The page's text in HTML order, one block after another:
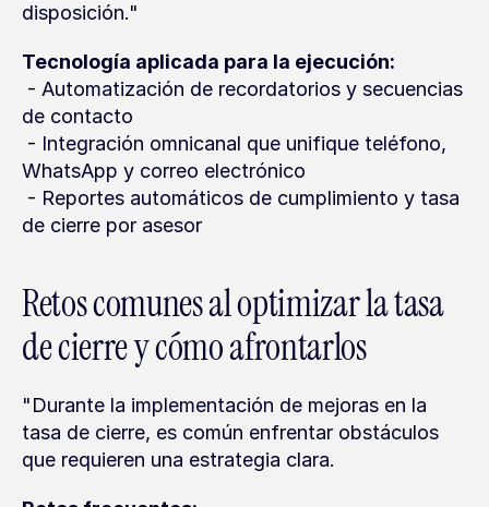
disposición."
Tecnología aplicada para la ejecución:
de contacto
WhatsApp y correo electrónico
de cierre por asesor
Retos comunes al optimizar la tasa
de cierre y cómo afrontarlos
"Durante la implementación de mejoras en la
tasa de cierre, es común enfrentar obstáculos
que requieren una estrategia clara.